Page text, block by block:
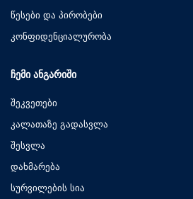
წესები და პირობები
კონფიდენციალურობა
ᲩᲔᲛᲘ ᲐᲜᲒᲐᲠᲘᲨᲘ
შეკვეთები
კალათაზე გადასვლა
შესვლა
დახმარება
სურვილების სია